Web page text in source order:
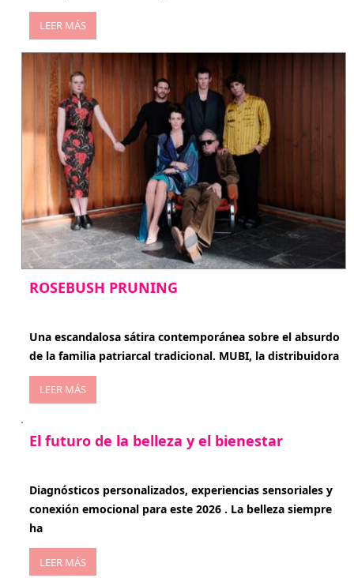
LEER MÁS
ROSEBUSH PRUNING
Una escandalosa sátira contemporánea sobre el absurdo
de la familia patriarcal tradicional. MUBI, la distribuidora
LEER MÁS
El futuro de la belleza y el bienestar
Diagnósticos personalizados, experiencias sensoriales y
conexión emocional para este 2026 . La belleza siempre
ha
LEER MÁS